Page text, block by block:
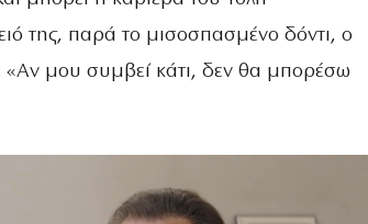
της, παρά το μισοσπασμένο δόντι, ο
μου συμβεί κάτι, δεν θα μπορέσω